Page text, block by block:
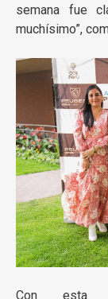
semana fue
muchísimo”,
Con esta